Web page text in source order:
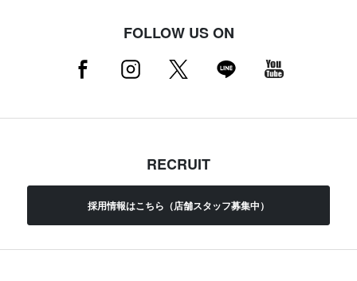
FOLLOW US ON
RECRUIT
採用情報はこちら（店舗スタッフ募集中）